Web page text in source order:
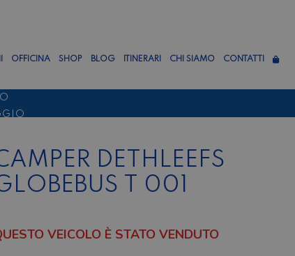
OFFICINA SHOP BLOG ITINERARI CHI SIAMO CONTATTI
DETHLEEFS
T 001
VEICOLO È STATO VENDUTO